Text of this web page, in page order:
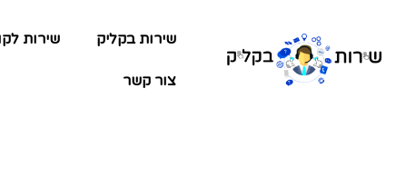
שירות בקליק שירות
צור קשר